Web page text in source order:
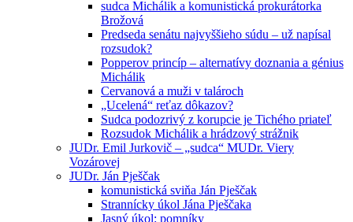
sudca Michálik a komunistická prokurátorka
Brožová
Predseda senátu najvyššieho súdu – už napísal
rozsudok?
Popperov princíp – alternatívy doznania a génius
Michálik
Cervanová a muži v talároch
„Ucelená“ reťaz dôkazov?
Sudca podozrivý z korupcie je Tichého priateľ
Rozsudok Michálik a hrádzový strážnik
JUDr. Emil Jurkovič – „sudca“ MUDr. Viery
Vozárovej
JUDr. Ján Pješčak
komunistická sviňa Ján Pješčak
Strannícky úkol Jána Pješčaka
Jasný úkol: pomníky